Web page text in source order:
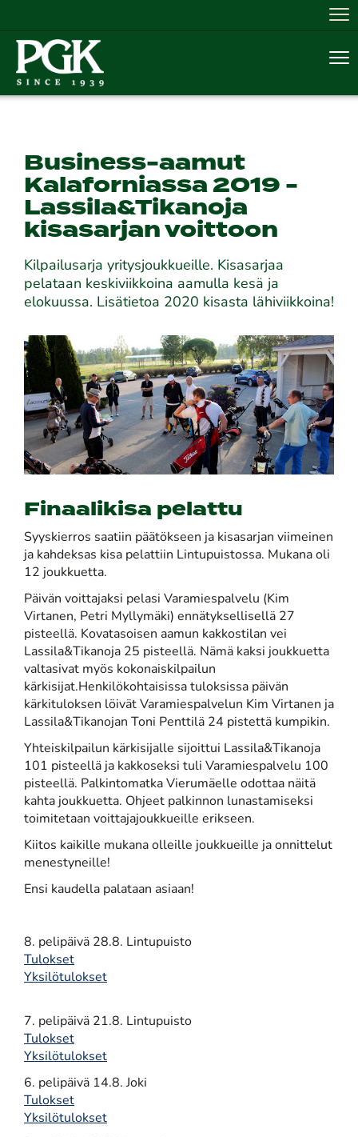
Business-aamut
Kalaforniassa 2019 -
Lassila&Tikanoja
kisasarjan voittoon
Kilpailusarja yritysjoukkueille. Kisasarjaa
pelataan keskiviikkoina aamulla kesä ja
elokuussa. Lisätietoa 2020 kisasta lähiviikkoina!
Finaalikisa pelattu
Syyskierros saatiin päätökseen ja kisasarjan viimeinen
ja kahdeksas kisa pelattiin Lintupuistossa. Mukana oli
12 joukkuetta.
Päivän voittajaksi pelasi Varamiespalvelu (Kim
Virtanen, Petri Myllymäki) ennätyksellisellä 27
pisteellä. Kovatasoisen aamun kakkostilan vei
Lassila&Tikanoja 25 pisteellä. Nämä kaksi joukkuetta
valtasivat myös kokonaiskilpailun
kärkisijat.Henkilökohtaisissa tuloksissa päivän
kärkituloksen löivät Varamiespalvelun Kim Virtanen ja
Lassila&Tikanojan Toni Penttilä 24 pistettä kumpikin.
Yhteiskilpailun kärkisijalle sijoittui Lassila&Tikanoja
101 pisteellä ja kakkoseksi tuli Varamiespalvelu 100
pisteellä. Palkintomatka Vierumäelle odottaa näitä
kahta joukkuetta. Ohjeet palkinnon lunastamiseksi
toimitetaan voittajajoukkueille erikseen.
Kiitos kaikille mukana olleille joukkueille ja onnittelut
menestyneille!
Ensi kaudella palataan asiaan!
8. pelipäivä 28.8. Lintupuisto
Tulokset
Yksilötulokset
7. pelipäivä 21.8. Lintupuisto
Tulokset
Yksilötulokset
6. pelipäivä 14.8. Joki
Tulokset
Yksilötulokset